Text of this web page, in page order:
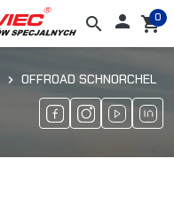
search  shopping_cart
0
OFFROAD SCHNORCHEL